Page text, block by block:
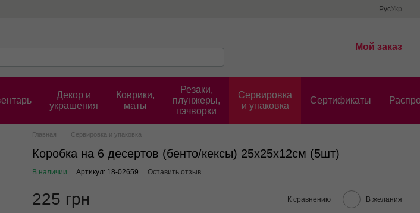
РусУкр
Мой заказ
Декор и
украшения
Коврики,
маты
Резаки,
плунжеры,
пэчворки
Сервировка
и упаковка
Cертификаты
Главная Сервировка и упаковка
Коробка на 6 десертов (бенто/кексы) 25х25х12см (5шт)
В наличии Артикул: 18-02659 Оставить отзыв
225 грн К сравнению В желания